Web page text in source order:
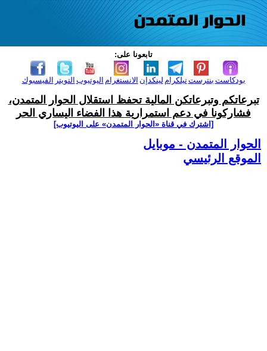
تابعونا على:
الفيسبوك التويتر اليوتيوب الانستغرام لينكدإن تيلكرامبنترست بودكاست
تبرعاتكم وتبرعاتكن المالية تحفظ استقلال الحوار المتمدن،
فشاركونا في دعم استمرارية هذا الفضاء اليساري الحر
[اشترك في قناة ‫«الحوار المتمدن» على اليوتيوب]
الحوار المتمدن - موبايل
الموقع الرئيسي